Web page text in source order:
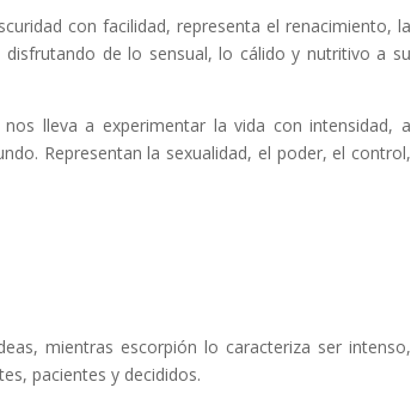
con facilidad, representa el renacimiento, la
de lo sensual, lo cálido y nutritivo a su
lleva a experimentar la vida con intensidad, a
Representan la sexualidad, el poder, el control,
mientras escorpión lo caracteriza ser intenso,
pacientes y decididos.